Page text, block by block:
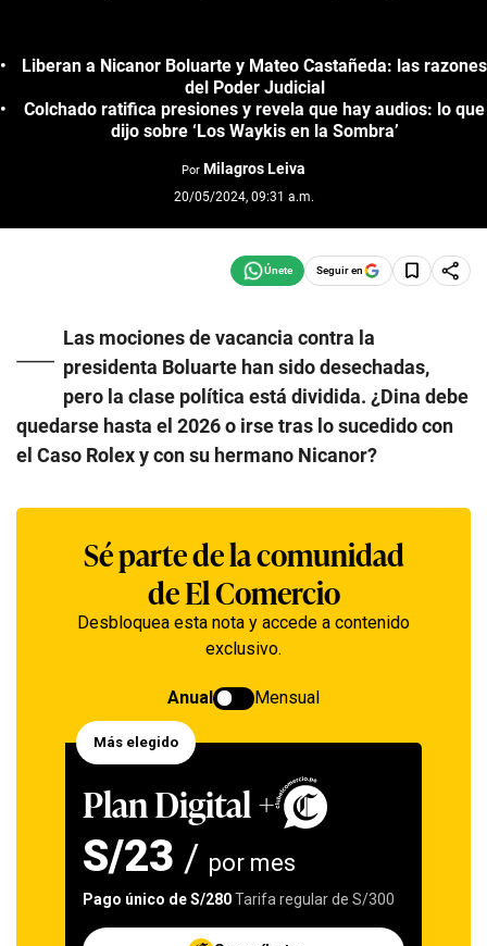
Liberan a Nicanor Boluarte y Mateo Castañeda: las razones
del Poder Judicial
Colchado ratifica presiones y revela que hay audios: lo que
dijo sobre ‘Los Waykis en la Sombra’
Por Milagros Leiva
20/05/2024, 09:31 a.m.
Seguir en
— Las mociones de vacancia contra la
presidenta Boluarte han sido desechadas,
pero la clase política está dividida. ¿Dina debe
quedarse hasta el 2026 o irse tras lo sucedido con
el Caso Rolex y con su hermano Nicanor?